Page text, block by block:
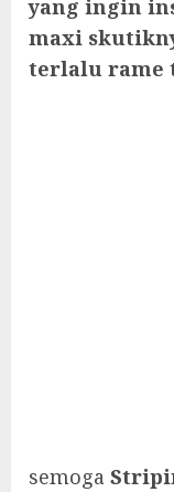
yang ingin
maxi
terlalu rame
semoga